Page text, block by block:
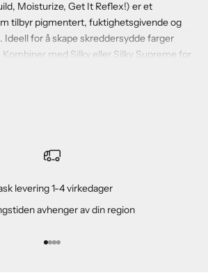
Moisturize, Get It Reflex!) er et
tilbyr pigmentert, fuktighetsgivende og
for å skape skreddersydde farger
med Silky eller Silky Supreme for
pleiende hårkur med fargepigmenter som
levering 1-4 virkedager
avhenger av din region
Gå til element 1
Gå til element 2
Gå til element 3
Gå til element 4